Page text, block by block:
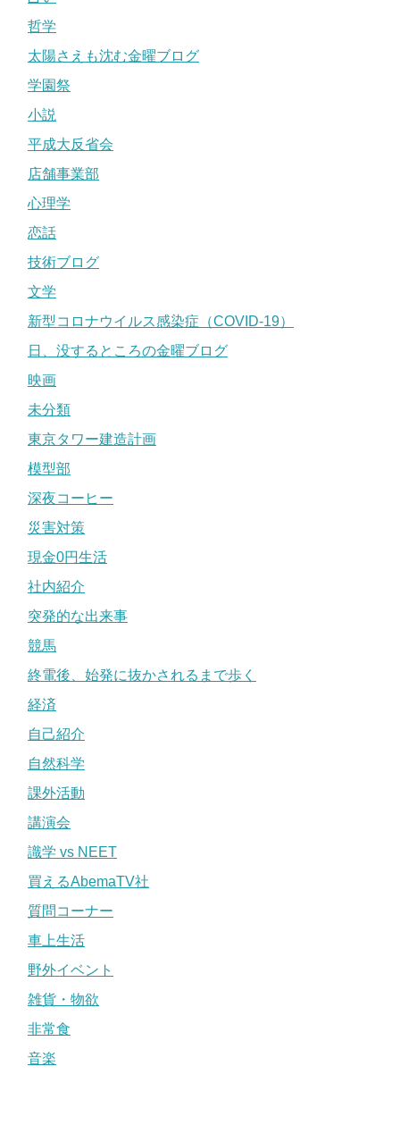
哲学
太陽さえも沈む金曜ブログ
学園祭
小説
平成大反省会
店舗事業部
心理学
恋話
技術ブログ
文学
新型コロナウイルス感染症（COVID-19）
日、没するところの金曜ブログ
映画
未分類
東京タワー建造計画
模型部
深夜コーヒー
災害対策
現金0円生活
社内紹介
突発的な出来事
競馬
終電後、始発に抜かされるまで歩く
経済
自己紹介
自然科学
課外活動
講演会
識学 vs NEET
買えるAbemaTV社
質問コーナー
車上生活
野外イベント
雑貨・物欲
非常食
音楽